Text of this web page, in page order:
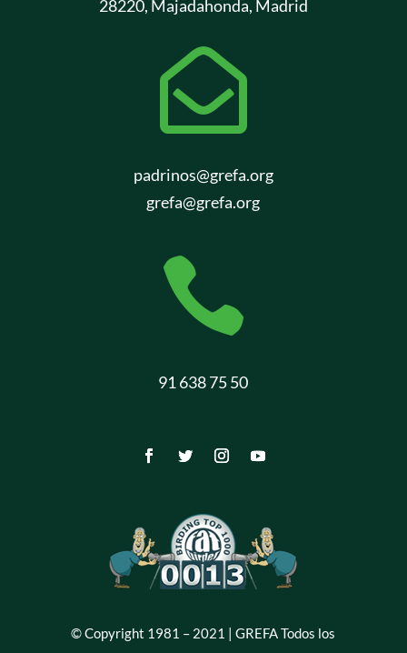
28220, Majadahonda, Madrid

padrinos@grefa.org
grefa@grefa.org

91 638 75 50
© Copyright 1981 – 2021 | GREFA Todos los